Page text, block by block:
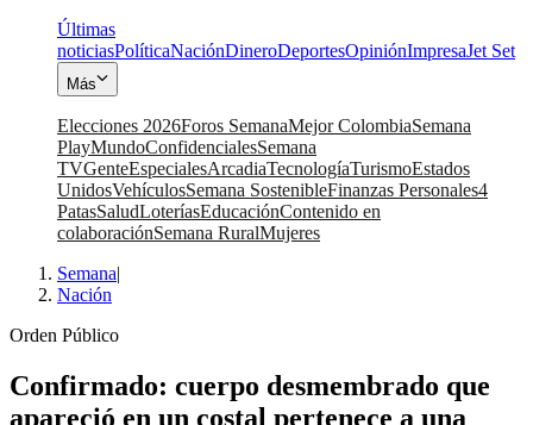
Últimas
noticiasPolíticaNaciónDineroDeportesOpiniónImpresaJet Set
Más
Elecciones 2026Foros SemanaMejor ColombiaSemana
PlayMundoConfidencialesSemana
TVGenteEspecialesArcadiaTecnologíaTurismoEstados
UnidosVehículosSemana SostenibleFinanzas Personales4
PatasSaludLoteríasEducaciónContenido en
colaboraciónSemana RuralMujeres
Semana|
Nación
Orden Público
Confirmado: cuerpo desmembrado que
apareció en un costal pertenece a una